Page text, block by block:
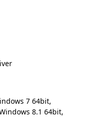
7 64bit,
8.1 64bit,